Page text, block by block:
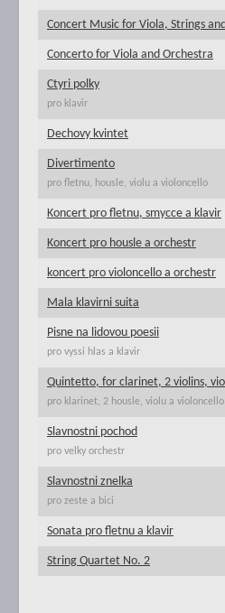
Concert Music for Viola, Strings
Concerto for Viola and Orchestra
Ctyri polky
pro klavir
Dechovy kvintet
Divertimento
pro fletnu, housle, violu a violoncello
Koncert pro fletnu, smycce a klavir
Koncert pro housle a orchestr
koncert pro violoncello a orchestr
Mala klavirni suita
Pisne na lidovou poesii
pro vyssi hlas a klavir
Quintetto, for clarinet, 2 violins,
pro klarinet, 2 housle, violu a violoncello
Slavnostni pochod
pro velky orchestr
Slavnostni znelka
pro zeste a bici
Sonata pro fletnu a klavir
String Quartet No. 2